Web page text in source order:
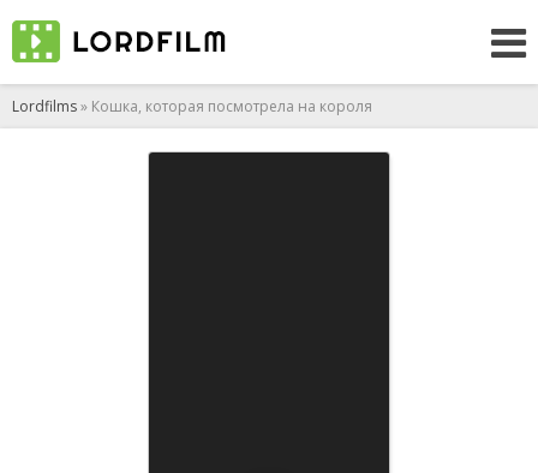
Lordfilms» Кошка, которая посмотрела на короля